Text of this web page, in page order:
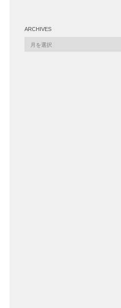
ARCHIVES
Archives